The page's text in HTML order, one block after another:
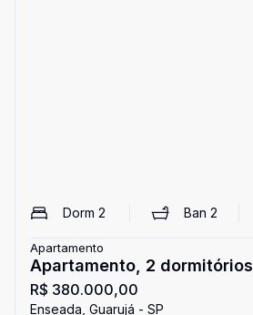
Dorm 2 Ban2
Apartamento
Apartamento, 2 dormitórios,
Enseada, Guarujá
R$ 380.000,00
Enseada, Guarujá - SP